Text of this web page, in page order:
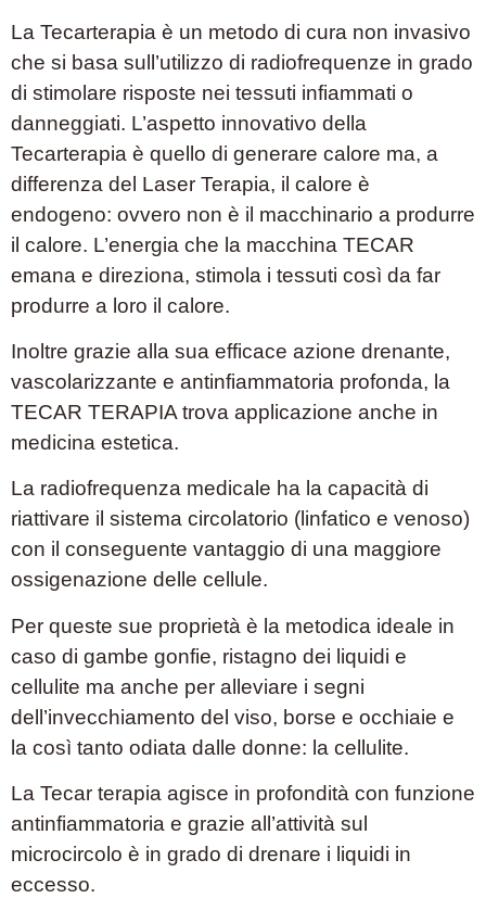
La Tecarterapia è un metodo di cura non invasivo
che si basa sull’utilizzo di radiofrequenze in grado
di stimolare risposte nei tessuti infiammati o
danneggiati. L’aspetto innovativo della
Tecarterapia è quello di generare calore ma, a
differenza del Laser Terapia, il calore è
endogeno: ovvero non è il macchinario a produrre
il calore. L’energia che la macchina TECAR
emana e direziona, stimola i tessuti così da far
produrre a loro il calore.
Inoltre grazie alla sua efficace azione drenante,
vascolarizzante e antinfiammatoria profonda, la
TECAR TERAPIA trova applicazione anche in
medicina estetica.
La radiofrequenza medicale ha la capacità di
riattivare il sistema circolatorio (linfatico e venoso)
con il conseguente vantaggio di una maggiore
ossigenazione delle cellule.
Per queste sue proprietà è la metodica ideale in
caso di gambe gonfie, ristagno dei liquidi e
cellulite ma anche per alleviare i segni
dell’invecchiamento del viso, borse e occhiaie e
la così tanto odiata dalle donne: la cellulite.
La Tecar terapia agisce in profondità con funzione
antinfiammatoria e grazie all’attività sul
microcircolo è in grado di drenare i liquidi in
eccesso.